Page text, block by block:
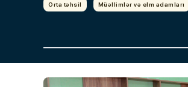
Orta təhsil Müəllimlər və elm adamları